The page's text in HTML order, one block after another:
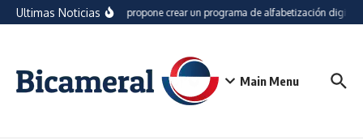
Saltar al contenido
Ultimas NoticiasProyecto propone crear un programa de alfabetización digital
Main Menu